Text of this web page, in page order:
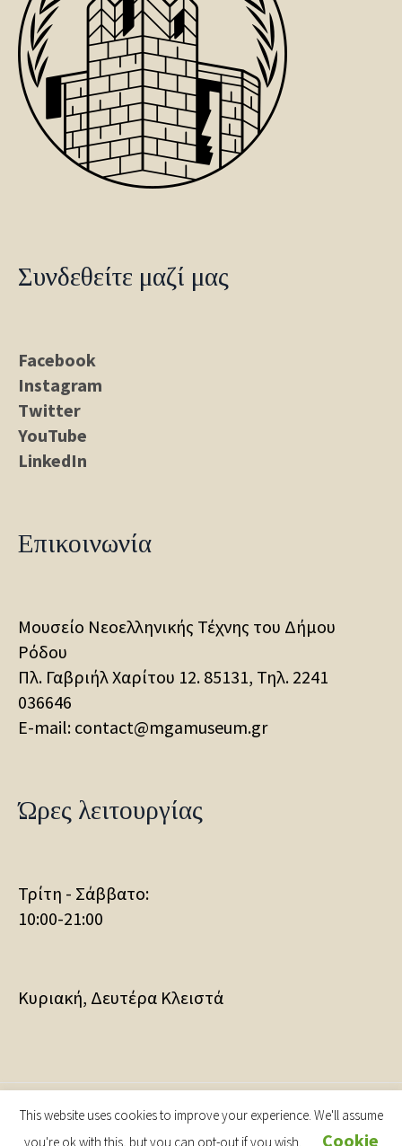
Συνδεθείτε μαζί μας
Facebook
Instagram
Twitter
YouTube
LinkedIn
Επικοινωνία
Μουσείο Νεοελληνικής Τέχνης του Δήμου
Ρόδου
Πλ. Γαβριήλ Χαρίτου 12. 85131, Τηλ. 2241
036646
E-mail: contact@mgamuseum.gr
Ώρες λειτουργίας
Τρίτη - Σάββατο:
10:00-21:00
Κυριακή, Δευτέρα Κλειστά
Museum of Modern Greek Art, Municipality of Rhodes
This website uses cookies to improve your experience. We'll assume
you're ok with this, but you can opt-out if you wish.
Cookie